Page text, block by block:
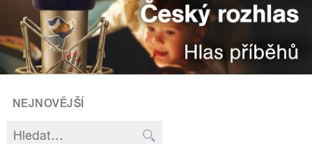
NEJNOVĚJŠÍ